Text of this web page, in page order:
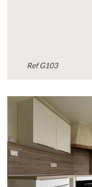
RefG103